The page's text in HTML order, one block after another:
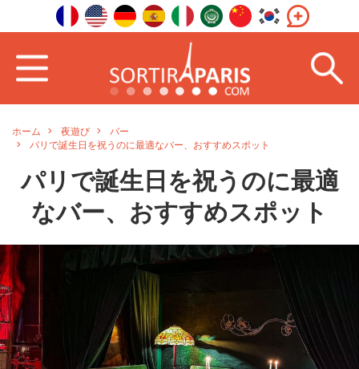
ホーム 夜遊び
バー
パリで誕生日を祝うのに最適なバー、おすすめスポット
パリで誕生日を祝うのに最適
なバー、おすすめスポット